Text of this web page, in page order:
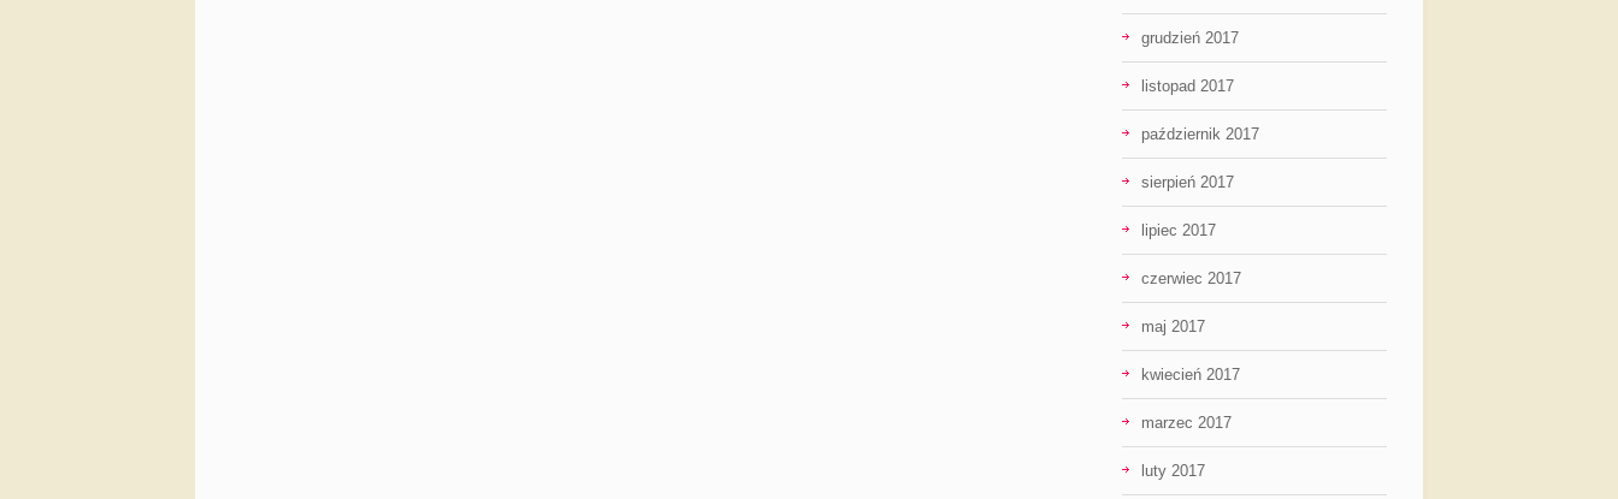
grudzień 2017
listopad 2017
październik 2017
sierpień 2017
lipiec 2017
czerwiec 2017
maj 2017
kwiecień 2017
marzec 2017
luty 2017